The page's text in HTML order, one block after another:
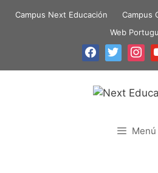
Campus Next Educación Campus
Web
Menú